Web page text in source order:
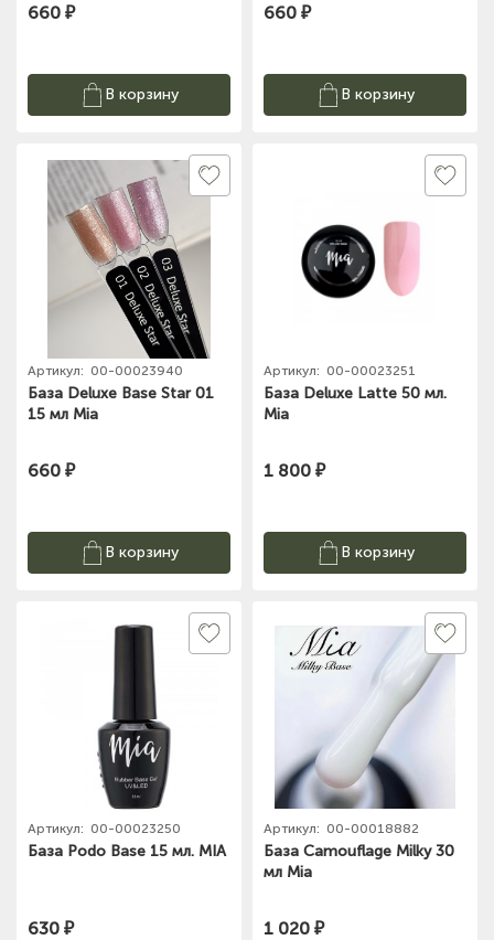
660 ₽
В корзину
660 ₽
В корзину
Артикул: 00-00023940
База Deluxe Base Star 01
15 мл Mia
660 ₽
В корзину
Артикул: 00-00023251
База Deluxe Latte 50 мл.
Mia
1 800 ₽
В корзину
Артикул: 00-00023250
База Podo Base 15 мл. MIA
630 ₽
Артикул: 00-00018882
База Camouflage Milky 30
мл Mia
1 020 ₽